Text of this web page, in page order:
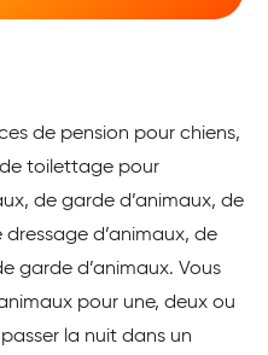
de pension pour chiens,
toilettage pour
de garde d’animaux, de
d’animaux, de
garde d’animaux. Vous
pour une, deux ou
la nuit dans un